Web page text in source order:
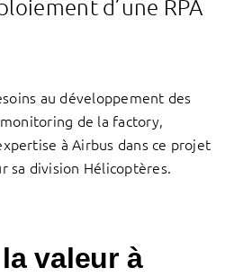
d’une RPA
au développement des
de la factory,
à Airbus dans ce projet
sa division Hélicoptères.
valeur à